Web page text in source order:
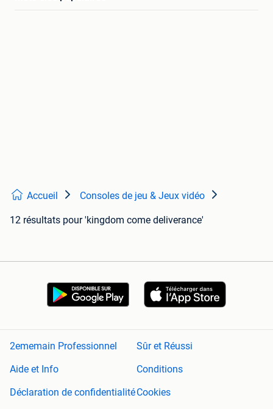
Accueil Consoles de jeu & Jeux vidéo
12 résultats pour 'kingdom come deliverance'
2ememain Professionnel
Sûr et Réussi
Aide et Info
Conditions
Déclaration de confidentialitéCookies